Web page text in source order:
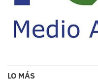
LO MÁS